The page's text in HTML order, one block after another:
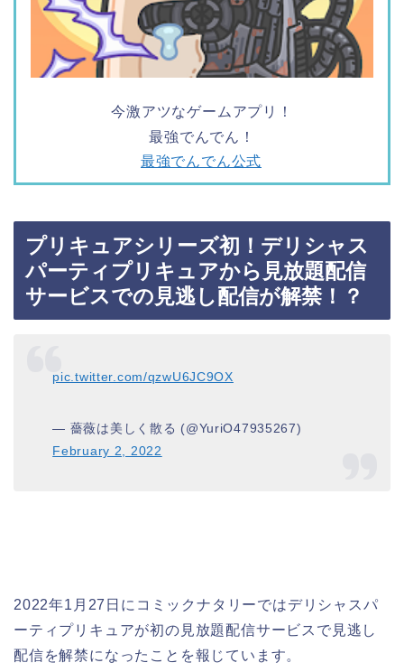
今激アツなゲームアプリ！
最強でんでん！
最強でんでん公式
プリキュアシリーズ初！デリシャス
パーティプリキュアから見放題配信
サービスでの見逃し配信が解禁！？
pic.twitter.com/qzwU6JC9OX
— 薔薇は美しく散る (@YuriO47935267)
February 2, 2022
2022年1月27日にコミックナタリーではデリシャスパ
ーティプリキュアが初の見放題配信サービスで見逃し
配信を解禁になったことを報じています。